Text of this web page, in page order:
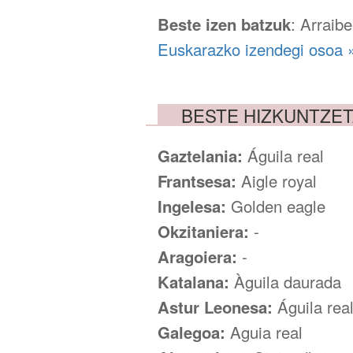
Beste izen batzuk:
Euskarazko izendegi osoa
BESTE
Gaztelania: Águila real
Frantsesa: Aigle royal
Ingelesa: Golden eagle
Okzitaniera: -
Aragoiera: -
Katalana: Àguila daurada
Astur Leonesa: Águila real
Galegoa: Aguia real